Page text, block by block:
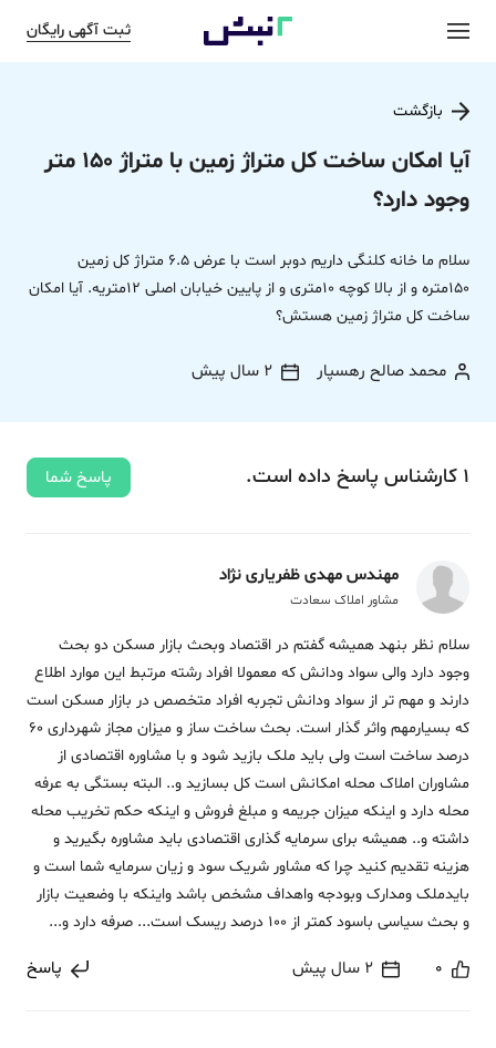
ثبت آگهی رایگان
بازگشت
آیا امکان ساخت کل متراژ زمین با متراژ 150 متر
وجود دارد؟
سلام ما خانه کلنگی داریم دوبر است با عرض 6.5 متراژ کل زمین
150متره و از بالا کوچه 10متری و از پایین خیابان اصلی 12متریه. آیا امکان
ساخت کل متراژ زمین هستش؟
محمد صالح رهسپار 2 سال پیش
1 کارشناس پاسخ داده‌ است. پاسخ شما
مهندس مهدی ظفریاری نژاد
مشاور املاک سعادت
سلام نظر بنهد همیشه گفتم در اقتصاد وبحث بازار مسکن دو بحث
وجود دارد والی سواد ودانش که معمولا افراد رشته مرتبط این موارد اطلاع
دارند و مهم تر از سواد ودانش تجربه افراد متخصص در بازار مسکن است
که بسیارمهم واثر گذار است. بحث ساخت ساز و میزان مجاز شهرداری 60
درصد ساخت است ولی باید ملک بازید شود و با مشاوره اقتصادی از
مشاوران املاک محله امکانش است کل بسازید و.. البته بستگی به عرفه
محله دارد و اینکه میزان جریمه و مبلغ فروش و اینکه حکم تخریب محله
داشته و.. همیشه برای سرمایه گذاری اقتصادی باید مشاوره بگیرید و
هزینه تقدیم کنید چرا که مشاور شریک سود و زیان سرمایه شما است و
بایدملک ومدارک وبودجه واهداف مشخص باشد واینکه با وضعیت بازار
و بحث سیاسی باسود کمتر از 100 درصد ریسک است... صرفه دارد و...
0 2 سال پیش پاسخ